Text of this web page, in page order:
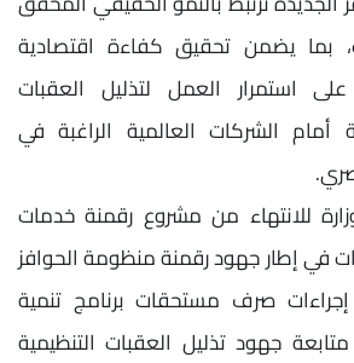
بما يضمن تحقيق كفاءة اقتصادية
استمرار العمل لتذليل العقبات
أمام الشركات العالمية الراغبة في
للانتهاء من مشروع رقمنة خدمات
في إطار جهود رقمنة منظومة الحوافز
صرف مستحقات برنامج تنمية
جهود تذليل العقبات التنظيمية